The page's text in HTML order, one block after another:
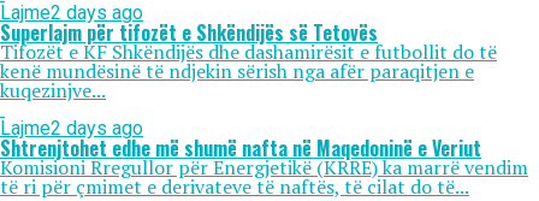
Lajme2 days ago
Superlajm për tifozët e Shkëndijës së Tetovës
Tifozët e KF Shkëndijës dhe dashamirësit e futbollit do të
kenë mundësinë të ndjekin sërish nga afër paraqitjen e
kuqezinjve...
Lajme2 days ago
Shtrenjtohet edhe më shumë nafta në Maqedoninë e Veriut
Komisioni Rregullor për Energjetikë (KRRE) ka marrë vendim
të ri për çmimet e derivateve të naftës, të cilat do të...